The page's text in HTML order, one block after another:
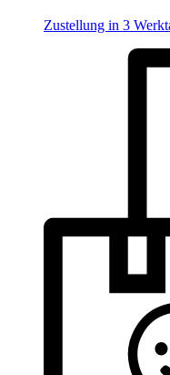
Zustellung in 3